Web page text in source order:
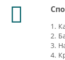
1.
2.
3.
4.